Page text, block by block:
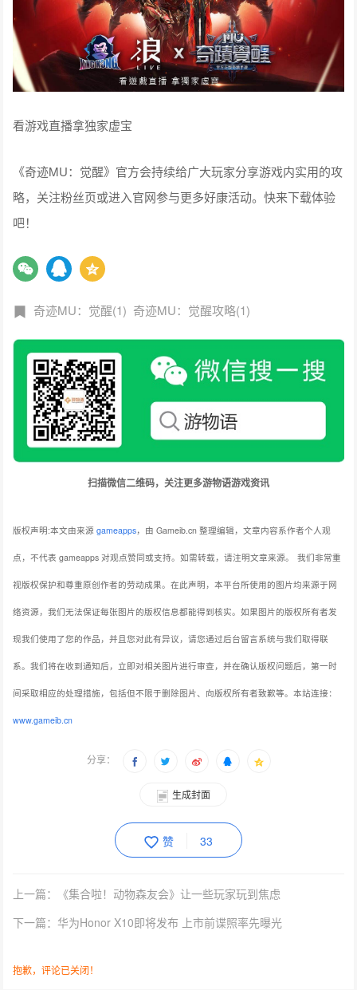
看游戏直播拿独家虚宝
《奇迹MU：觉醒》官方会持续给广大玩家分享游戏内实用的攻
略，关注粉丝页或进入官网参与更多好康活动。快来下载体验
吧！
奇迹MU：觉醒(1) 奇迹MU：觉醒攻略(1)
扫描微信二维码，关注更多游物语游戏资讯
版权声明:本文由来源gameapps，由 Gameib.cn 整理编辑，文章内容系作者个人观
点，不代表 gameapps 对观点赞同或支持。如需转载，请注明文章来源。 我们非常重
视版权保护和尊重原创作者的劳动成果。在此声明，本平台所使用的图片均来源于网
络资源，我们无法保证每张图片的版权信息都能得到核实。如果图片的版权所有者发
现我们使用了您的作品，并且您对此有异议，请您通过后台留言系统与我们取得联
系。我们将在收到通知后，立即对相关图片进行审查，并在确认版权问题后，第一时
间采取相应的处理措施，包括但不限于删除图片、向版权所有者致歉等。本站连接：
www.gameib.cn
分享：
生成封面
赞 33
上一篇：《集合啦！动物森友会》让一些玩家玩到焦虑
下一篇：华为Honor X10即将发布 上市前谍照率先曝光
抱歉，评论已关闭！